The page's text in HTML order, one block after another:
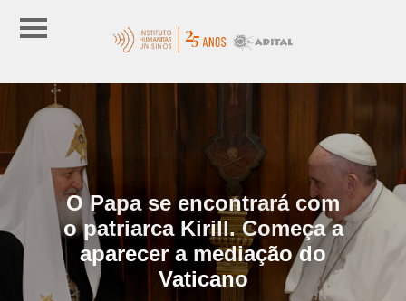
O Papa se encontrará com
o patriarca Kirill. Começa a
aparecer a mediação do
Vaticano